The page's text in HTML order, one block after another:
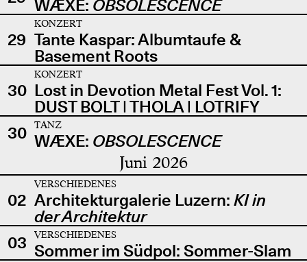
WÆXE: OBSOLESCENCE
29
KONZERT
Tante Kaspar: Albumtaufe &
Basement Roots
30
KONZERT
Lost in Devotion Metal Fest Vol. 1:
DUST BOLT | THOLA | LOTRIFY
30
TANZ
WÆXE: OBSOLESCENCE
Juni 2026
02
VERSCHIEDENES
Architekturgalerie Luzern: KI in
der Architektur
03
VERSCHIEDENES
Sommer im Südpol: Sommer-Slam